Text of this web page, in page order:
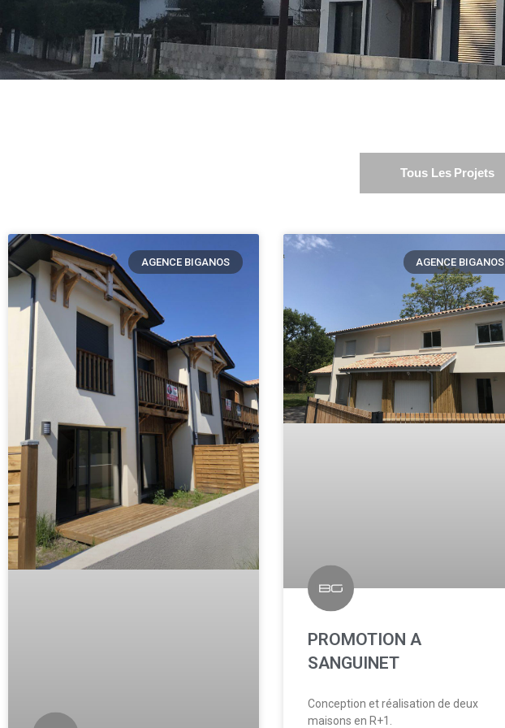
Tous Les Projets
AGENCE BIGANOS AGENCE BIGANOS
PROMOTION A
SANGUINET
Conception et réalisation de deux
maisons en R+1.